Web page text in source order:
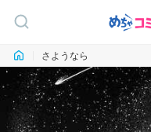
さようなら